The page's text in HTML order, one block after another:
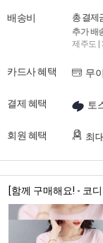
배송비 총 결제
추가 배
제주도 |
카드사 혜택 무
결제 혜택 토
회원 혜택 최
[함께 구매해요! - 코